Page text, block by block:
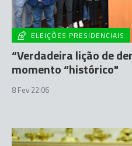
ELEIÇÕES PRESIDENCIAIS
“Verdadeira lição de
momento “histórico"
8 Fev 22:06